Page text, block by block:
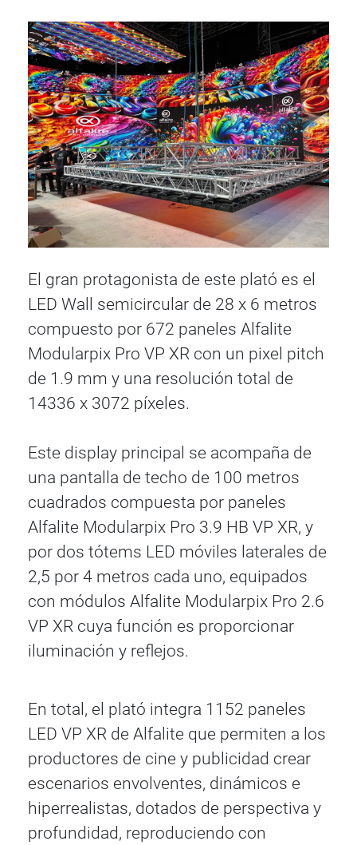
El gran protagonista de este plató es el
LED Wall semicircular de 28 x 6 metros
compuesto por 672 paneles Alfalite
Modularpix Pro VP XR con un pixel pitch
de 1.9 mm y una resolución total de
14336 x 3072 píxeles.
Este display principal se acompaña de
una pantalla de techo de 100 metros
cuadrados compuesta por paneles
Alfalite Modularpix Pro 3.9 HB VP XR, y
por dos tótems LED móviles laterales de
2,5 por 4 metros cada uno, equipados
con módulos Alfalite Modularpix Pro 2.6
VP XR cuya función es proporcionar
iluminación y reflejos.
En total, el plató integra 1152 paneles
LED VP XR de Alfalite que permiten a los
productores de cine y publicidad crear
escenarios envolventes, dinámicos e
hiperrealistas, dotados de perspectiva y
profundidad, reproduciendo con